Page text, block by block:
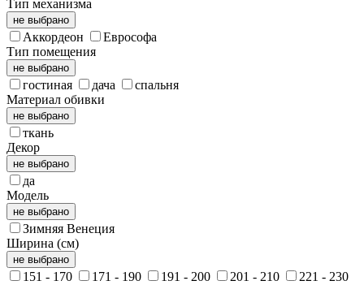
Тип механизма
не выбрано
Аккордеон
Еврософа
Тип помещения
не выбрано
гостиная дача
спальня
Материал обивки
не выбрано
ткань
Декор
не выбрано
да
Модель
не выбрано
Зимняя Венеция
Ширина (см)
не выбрано
151 - 170 171 - 190 191 - 200 201 - 210
221 - 230